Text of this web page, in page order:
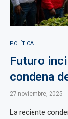
POLÍTICA
Futuro
condena
27 noviembre, 2025
La reciente